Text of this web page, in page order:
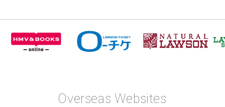
Overseas Websites